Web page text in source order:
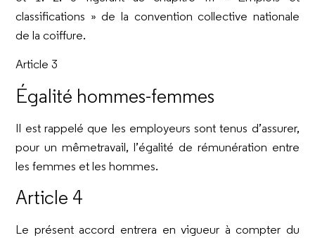
classifications » de la convention collective nationale
de la coiffure.
Article 3
Égalité hommes-femmes
Il est rappelé que les employeurs sont tenus d’assurer,
pour un mêmetravail, l’égalité de rémunération entre
les femmes et les hommes.
Article 4
Le présent accord entrera en vigueur à compter du